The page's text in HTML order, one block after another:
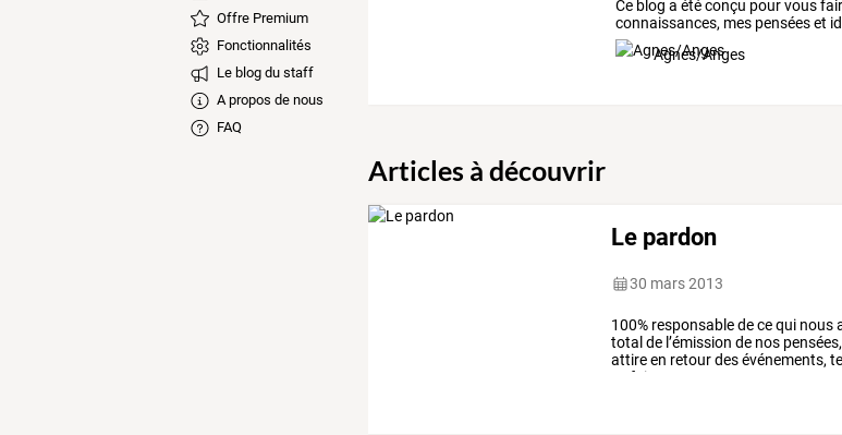
Offre Premium
Fonctionnalités
Le blog du staff
A propos de nous
FAQ
Ceblog a étéconçu pourvous
connaissances,mespenséeset
Agnes/Anges
Articles à découvrir
Le pardon
30 mars 2013
100% responsabledecequi nous
total de l’émission de nos pensées,
attireen retourdesévénements, tel
faire,